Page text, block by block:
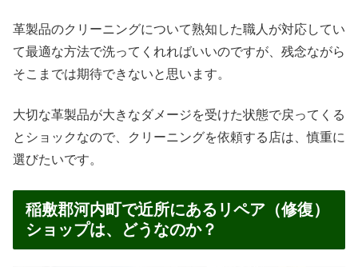
革製品のクリーニングについて熟知した職人が対応してい
て最適な方法で洗ってくれればいいのですが、残念ながら
そこまでは期待できないと思います。
大切な革製品が大きなダメージを受けた状態で戻ってくる
とショックなので、クリーニングを依頼する店は、慎重に
選びたいです。
稲敷郡河内町で近所にあるリペア（修復）
ショップは、どうなのか？